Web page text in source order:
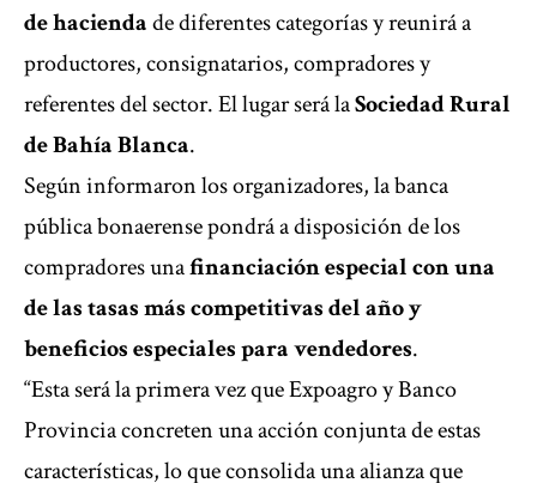
de haciendade diferentes categorías y reunirá a
productores, consignatarios, compradores y
referentes del sector. El lugar será laSociedad Rural
de Bahía Blanca.
Según informaron los organizadores, la banca
pública bonaerense pondrá a disposición de los
compradores unafinanciación especial con una
de las tasas más competitivas del año y
beneficios especiales para vendedores.
“Esta será la primera vez que Expoagro y Banco
Provincia concreten una acción conjunta de estas
características, lo que consolida una alianza que